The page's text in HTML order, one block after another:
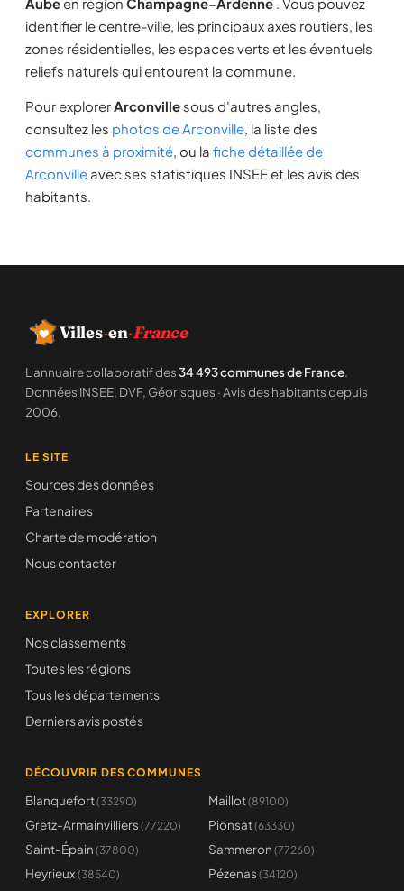
identifier le centre-ville, les principaux axes routiers, les
zones résidentielles, les espaces verts et les éventuels
reliefs naturels qui entourent la commune.
Pour explorerArconville sous d'autres angles,
consultez les photos de Arconville, la liste des
communes à proximité, ou la fiche détaillée de
Arconville avec ses statistiques INSEE et les avis des
habitants.
Villes·en·France
L'annuaire collaboratif des34 493 communes de France.
Données INSEE, DVF, Géorisques · Avis des habitants depuis
2006.
LE SITE
Sources des données
Partenaires
Charte de modération
Nous contacter
EXPLORER
Nos classements
Toutes les régions
Tous les départements
Derniers avis postés
DÉCOUVRIR DES COMMUNES
Blanquefort(33290) Maillot(89100)
Gretz-Armainvilliers (77220) Pionsat(63330)
Saint-Épain (37800) Sammeron (77260)
Heyrieux (38540) Pézenas (34120)